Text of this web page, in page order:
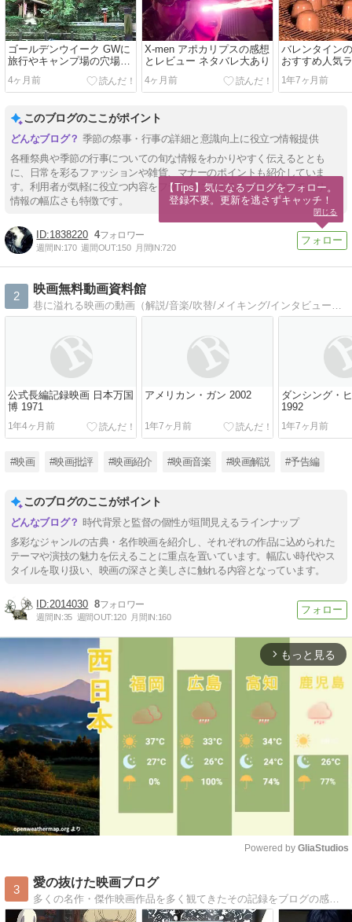
ゴールデンウイーク GWに
旅行やキャンプ場の穴場ス
ポット
4ヶ月前
X-men アポカリプスの感想
とレビュー ネタバレ大あり
4ヶ月前
バレンタイン
おすすめ人気
TOP10♪
1年7ヶ月前
このブログのここがポイント
季節の祭事・行事の詳細と意識向上に役立つ情報提供
各種祭典や季節の行事についての旬な情報をわかりやすく伝えるととも
に、日常を彩るファッションや雑貨、マナーのポイントも紹介していま
す。利用者が気軽に役立つ内容をフランクに伝えることを心掛けており、
情報の幅広さも特徴です。
1838220 4
週間IN:170 週間OUT:150 月間IN:720
2
映画無料動画資料館
巷に溢れる映画の動画（解説/音楽/吹替/メイキング/インタビューなど）を片っ端から記録してます。気に入ったら見に行ってね。
公式長編記録映画 日本万国
博 1971
1年4ヶ月前
アメリカン・ガン 2002
1年7ヶ月前
ダンシング・
1992
1年7ヶ月前
#映画 #映画批評 #映画紹介 #映画音楽 #映画解説 #予告編
このブログのここがポイント
時代背景と監督の個性が垣間見えるラインナップ
多彩なジャンルの古典・名作映画を紹介し、それぞれの作品に込められた
テーマや演技の魅力を伝えることに重点を置いています。幅広い時代やス
タイルを取り扱い、映画の深さと美しさに触れる内容となっています。
2014030 8
週間IN:35 週間OUT:120 月間IN:160
arrow_forward_ios もっと見る
Powered by GliaStudios
3
愛の抜けた映画ブログ
多くの名作・傑作映画作品を多く観てきたその記録をブログの感想・考察記事という形で何かのお役に立てるなら幸いだと思いライフワークの一つとしての投稿ブログです。
【Tips】気になるブログをフォロー。
登録不要。更新を逃さずキャッチ！
閉じる